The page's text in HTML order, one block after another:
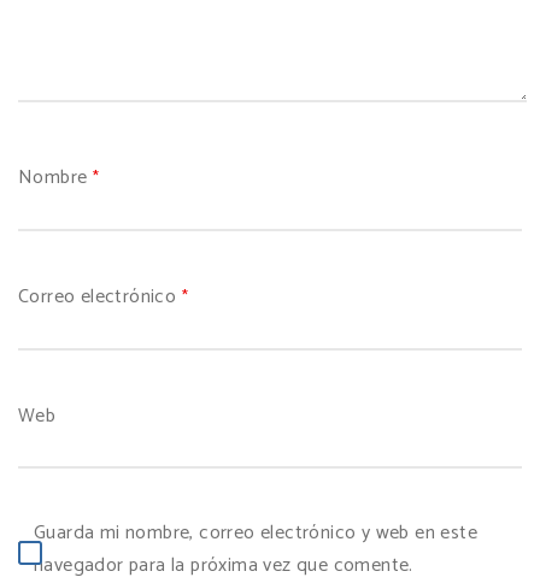
Nombre *
Correo electrónico *
Web
Guarda mi nombre, correo electrónico y web en este
navegador para la próxima vez que comente.